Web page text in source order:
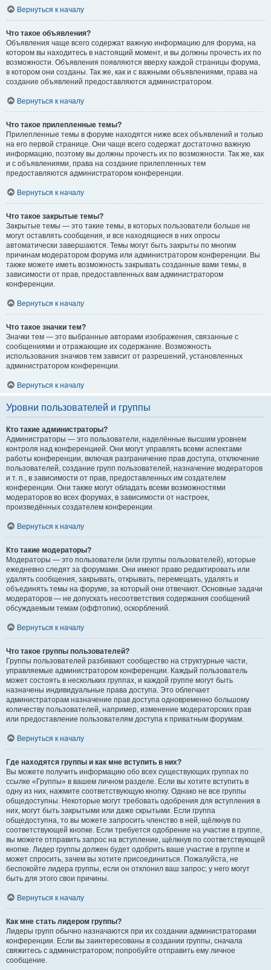
Вернуться к началу
Что такое объявления?
Объявления чаще всего содержат важную информацию для форума, на
котором вы находитесь в настоящий момент, и вы должны прочесть их по
возможности. Объявления появляются вверху каждой страницы форума,
в котором они созданы. Так же, как и с важными объявлениями, права на
создание объявлений предоставляются администратором.
Вернуться к началу
Что такое прилепленные темы?
Прилепленные темы в форуме находятся ниже всех объявлений и только
на его первой странице. Они чаще всего содержат достаточно важную
информацию, поэтому вы должны прочесть их по возможности. Так же, как
и с объявлениями, права на создание прилепленных тем
предоставляются администратором конференции.
Вернуться к началу
Что такое закрытые темы?
Закрытые темы — это такие темы, в которых пользователи больше не
могут оставлять сообщения, и все находящиеся в них опросы
автоматически завершаются. Темы могут быть закрыты по многим
причинам модератором форума или администратором конференции. Вы
также можете иметь возможность закрывать созданные вами темы, в
зависимости от прав, предоставленных вам администратором
конференции.
Вернуться к началу
Что такое значки тем?
Значки тем — это выбранные авторами изображения, связанные с
сообщениями и отражающие их содержание. Возможность
использования значков тем зависит от разрешений, установленных
администратором конференции.
Вернуться к началу
Уровни пользователей и группы
Кто такие администраторы?
Администраторы — это пользователи, наделённые высшим уровнем
контроля над конференцией. Они могут управлять всеми аспектами
работы конференции, включая разграничение прав доступа, отключение
пользователей, создание групп пользователей, назначение модераторов
и т. п., в зависимости от прав, предоставленных им создателем
конференции. Они также могут обладать всеми возможностями
модераторов во всех форумах, в зависимости от настроек,
произведённых создателем конференции.
Вернуться к началу
Кто такие модераторы?
Модераторы — это пользователи (или группы пользователей), которые
ежедневно следят за форумами. Они имеют право редактировать или
удалять сообщения, закрывать, открывать, перемещать, удалять и
объединять темы на форуме, за который они отвечают. Основные задачи
модераторов — не допускать несоответствия содержания сообщений
обсуждаемым темам (оффтопик), оскорблений.
Вернуться к началу
Что такое группы пользователей?
Группы пользователей разбивают сообщество на структурные части,
управляемые администратором конференции. Каждый пользователь
может состоять в нескольких группах, и каждой группе могут быть
назначены индивидуальные права доступа. Это облегчает
администраторам назначение прав доступа одновременно большому
количеству пользователей, например, изменение модераторских прав
или предоставление пользователям доступа к приватным форумам.
Вернуться к началу
Где находятся группы и как мне вступить в них?
Вы можете получить информацию обо всех существующих группах по
ссылке «Группы» в вашем личном разделе. Если вы хотите вступить в
одну из них, нажмите соответствующую кнопку. Однако не все группы
общедоступны. Некоторые могут требовать одобрения для вступления в
них, могут быть закрытыми или даже скрытыми. Если группа
общедоступна, то вы можете запросить членство в ней, щёлкнув по
соответствующей кнопке. Если требуется одобрение на участие в группе,
вы можете отправить запрос на вступление, щёлкнув по соответствующей
кнопке. Лидер группы должен будет одобрить ваше участие в группе и
может спросить, зачем вы хотите присоединиться. Пожалуйста, не
беспокойте лидера группы, если он отклонил ваш запрос; у него могут
быть для этого свои причины.
Вернуться к началу
Как мне стать лидером группы?
Лидеры групп обычно назначаются при их создании администраторами
конференции. Если вы заинтересованы в создании группы, сначала
свяжитесь с администратором; попробуйте отправить ему личное
сообщение.